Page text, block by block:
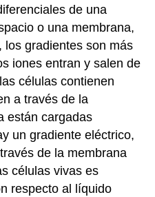
de una
o una membrana,
los gradientes son más
iones entran y salen de
células contienen
a través de la
están cargadas
un gradiente eléctrico,
de la membrana
células vivas es
respecto al líquido